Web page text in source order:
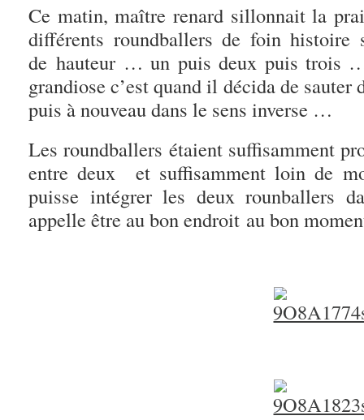
Ce matin, maître renard sillonnait la
différents roundballers de foin histoire
de hauteur … un puis deux puis trois
grandiose c’est quand il décida de sauter
puis à nouveau dans le sens inverse …
Les roundballers étaient suffisamment
entre deux et suffisamment loin de
puisse intégrer les deux rounballers
appelle être au bon endroit au bon